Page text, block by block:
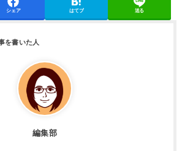
シェア はてブ 送る
編集部